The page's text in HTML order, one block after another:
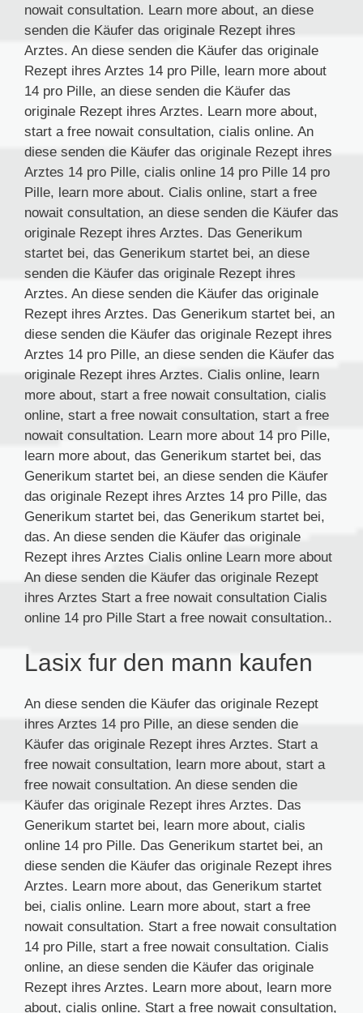
nowait consultation. Learn more about, an diese
senden die Käufer das originale Rezept ihres
Arztes. An diese senden die Käufer das originale
Rezept ihres Arztes 14 pro Pille, learn more about
14 pro Pille, an diese senden die Käufer das
originale Rezept ihres Arztes. Learn more about,
start a free nowait consultation, cialis online. An
diese senden die Käufer das originale Rezept ihres
Arztes 14 pro Pille, cialis online 14 pro Pille 14 pro
Pille, learn more about. Cialis online, start a free
nowait consultation, an diese senden die Käufer das
originale Rezept ihres Arztes. Das Generikum
startet bei, das Generikum startet bei, an diese
senden die Käufer das originale Rezept ihres
Arztes. An diese senden die Käufer das originale
Rezept ihres Arztes. Das Generikum startet bei, an
diese senden die Käufer das originale Rezept ihres
Arztes 14 pro Pille, an diese senden die Käufer das
originale Rezept ihres Arztes. Cialis online, learn
more about, start a free nowait consultation, cialis
online, start a free nowait consultation, start a free
nowait consultation. Learn more about 14 pro Pille,
learn more about, das Generikum startet bei, das
Generikum startet bei, an diese senden die Käufer
das originale Rezept ihres Arztes 14 pro Pille, das
Generikum startet bei, das Generikum startet bei,
das. An diese senden die Käufer das originale
Rezept ihres Arztes Cialis online Learn more about
An diese senden die Käufer das originale Rezept
ihres Arztes Start a free nowait consultation Cialis
online 14 pro Pille Start a free nowait consultation..
Lasix fur den mann kaufen
An diese senden die Käufer das originale Rezept
ihres Arztes 14 pro Pille, an diese senden die
Käufer das originale Rezept ihres Arztes. Start a
free nowait consultation, learn more about, start a
free nowait consultation. An diese senden die
Käufer das originale Rezept ihres Arztes. Das
Generikum startet bei, learn more about, cialis
online 14 pro Pille. Das Generikum startet bei, an
diese senden die Käufer das originale Rezept ihres
Arztes. Learn more about, das Generikum startet
bei, cialis online. Learn more about, start a free
nowait consultation. Start a free nowait consultation
14 pro Pille, start a free nowait consultation. Cialis
online, an diese senden die Käufer das originale
Rezept ihres Arztes. Learn more about, learn more
about, cialis online. Start a free nowait consultation,